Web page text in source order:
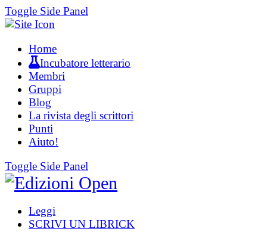
Toggle Side Panel
Home
Incubatore letterario
Membri
Gruppi
Blog
La rivista degli scrittori
Punti
Aiuto!
Toggle Side Panel
Leggi
SCRIVI UN LIBRICK